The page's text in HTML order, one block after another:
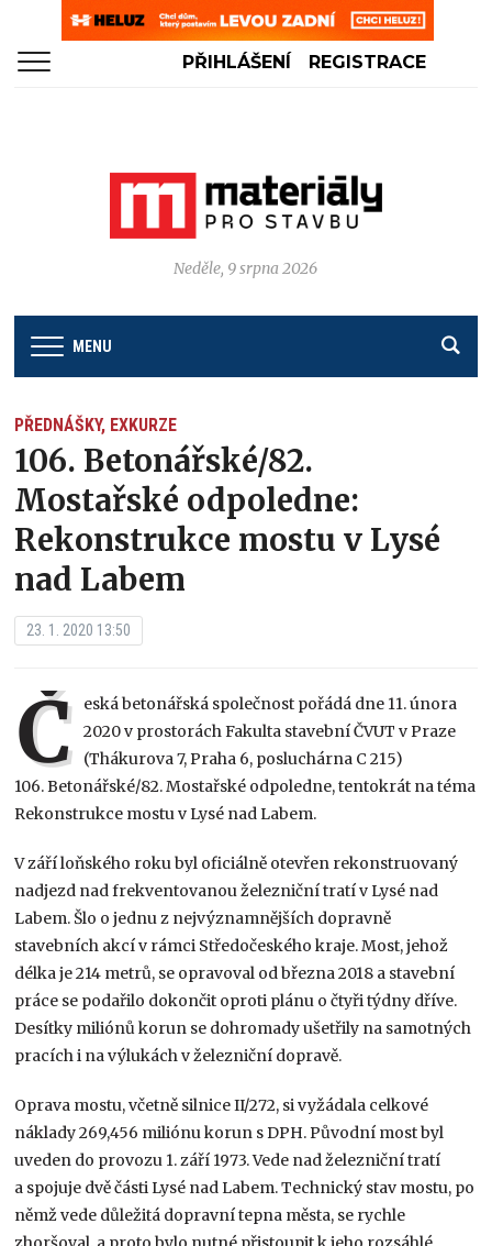
PŘIHLÁŠENÍ REGISTRACE
Neděle, 9 srpna 2026
MENU
PŘEDNÁŠKY, EXKURZE
106. Betonářské/82.
Mostařské odpoledne:
Rekonstrukce mostu v Lysé
nad Labem
23. 1. 2020 13:50
Č
eská betonářská společnost pořádá dne 11. února
2020 v prostorách Fakulta stavební ČVUT v Praze
(Thákurova 7, Praha 6, posluchárna C 215)
106. Betonářské/82. Mostařské odpoledne, tentokrát na téma
Rekonstrukce mostu v Lysé nad Labem.
V září loňského roku byl oficiálně otevřen rekonstruovaný
nadjezd nad frekventovanou železniční tratí v Lysé nad
Labem. Šlo o jednu z nejvýznamnějších dopravně
stavebních akcí v rámci Středočeského kraje. Most, jehož
délka je 214 metrů, se opravoval od března 2018 a stavební
práce se podařilo dokončit oproti plánu o čtyři týdny dříve.
Desítky miliónů korun se dohromady ušetřily na samotných
pracích i na výlukách v železniční dopravě.
Oprava mostu, včetně silnice II/272, si vyžádala celkové
náklady 269,456 miliónu korun s DPH. Původní most byl
uveden do provozu 1. září 1973. Vede nad železniční tratí
a spojuje dvě části Lysé nad Labem. Technický stav mostu, po
němž vede důležitá dopravní tepna města, se rychle